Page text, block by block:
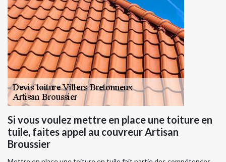
Si vous voulez mettre en place une toiture en
tuile, faites appel au couvreur Artisan
Broussier